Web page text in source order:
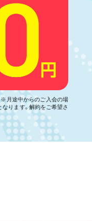
※月途中からのご入会の場
ります。解約をご希望さ